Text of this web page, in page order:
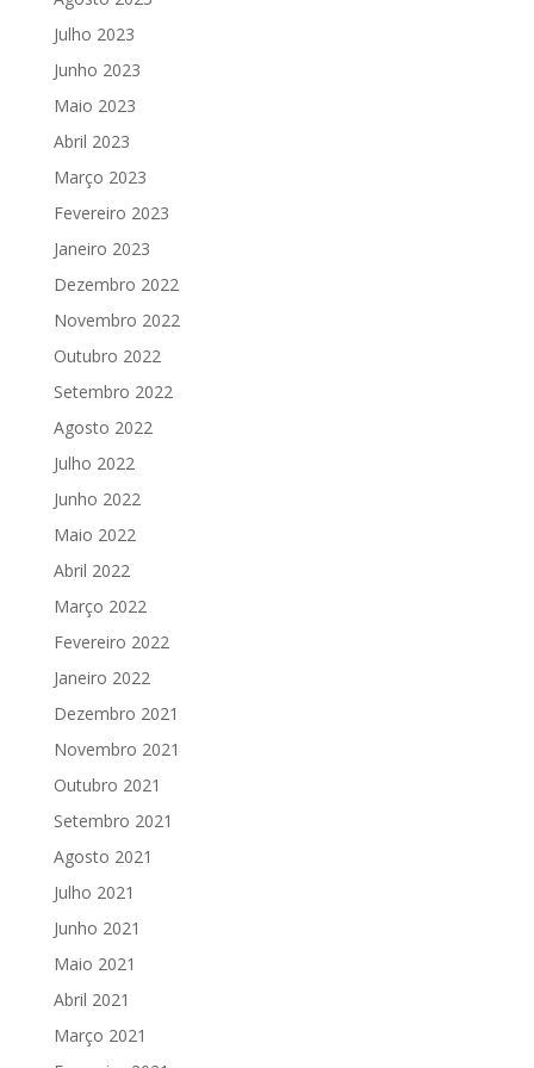
Julho 2023
Junho 2023
Maio 2023
Abril 2023
Março 2023
Fevereiro 2023
Janeiro 2023
Dezembro 2022
Novembro 2022
Outubro 2022
Setembro 2022
Agosto 2022
Julho 2022
Junho 2022
Maio 2022
Abril 2022
Março 2022
Fevereiro 2022
Janeiro 2022
Dezembro 2021
Novembro 2021
Outubro 2021
Setembro 2021
Agosto 2021
Julho 2021
Junho 2021
Maio 2021
Abril 2021
Março 2021